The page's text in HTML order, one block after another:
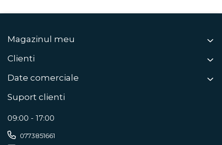
Magazinul meu
Clienti
Date comerciale
Suport clienti
09:00 - 17:00
0773851661